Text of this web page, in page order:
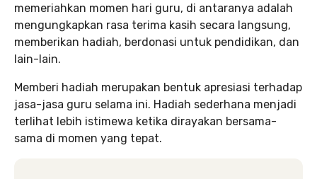
memeriahkan momen hari guru, di antaranya adalah
mengungkapkan rasa terima kasih secara langsung,
memberikan hadiah, berdonasi untuk pendidikan, dan
lain-lain.
Memberi hadiah merupakan bentuk apresiasi terhadap
jasa-jasa guru selama ini. Hadiah sederhana menjadi
terlihat lebih istimewa ketika dirayakan bersama-
sama di momen yang tepat.